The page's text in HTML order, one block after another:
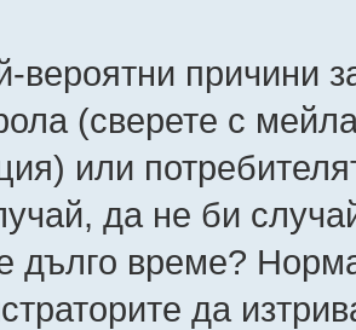
вероятни причини
(сверете с
или
да не би
дълго време?
да